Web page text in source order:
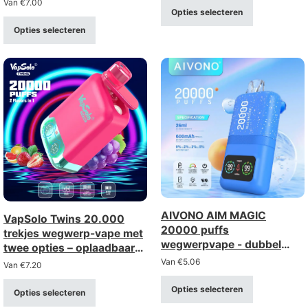
aansluiting (sterkte 0–5%)
Van €7.00
Opties selecteren
Opties selecteren
VapSolo Twins 20.000
trekjes wegwerp-vape met
twee opties – oplaadbaar
met display en twee opties
Van €7.20
Opties selecteren
AIVONO AIM MAGIC
20000 puffs
wegwerpvape - dubbel
gaas, LCD-scherm
Van €5.06
Opties selecteren